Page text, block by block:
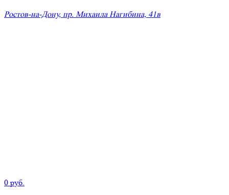
Ростов-на-Дону, пр. Михаила Нагибина, 41в
0 руб.